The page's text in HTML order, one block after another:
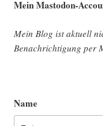
Mein Mast­o­don-
Mein Blog ist aktu­ell
Benach­rich­ti­gung per
Name